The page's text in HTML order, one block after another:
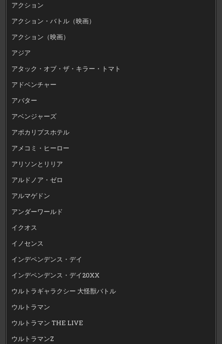
アクション
アクション・バトル（映画）
アクション（映画）
アジア
アタック・オブ・ザ・キラー・トマト
アドベンチャー
アバター
アベンジャーズ
アポカリプスホテル
アメコミ・ヒーロー
アリソンとリリア
アルドノア・ゼロ
アルマゲドン
アンダーワールド
イクオス
イノセンス
インデペンデンス・デイ
インデペンデンス・デイ20XX
ウルトラギャラクシー 大怪獣バトル
ウルトラマン
ウルトラマン THE LIVE
ウルトラマンZ